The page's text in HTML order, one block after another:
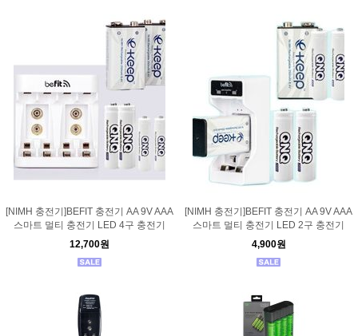
[NIMH 충전기]BEFIT 충전기 AA 9V AAA
스마트 멀티 충전기 LED 4구 충전기
12,700원
[NIMH 충전기]BEFIT 충전기 AA 9V AAA
스마트 멀티 충전기 LED 2구 충전기
4,900원